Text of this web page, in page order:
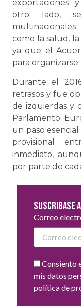
exportaciones
otro lado,
como la salud, la
ya que el
para organizarse.
Durante el
retrasos y fue
de izquierdas y
Parlamento
un paso
provisional
inmediato,
por parte de
Suscribase
Correo
Consiento
mis datos
política de